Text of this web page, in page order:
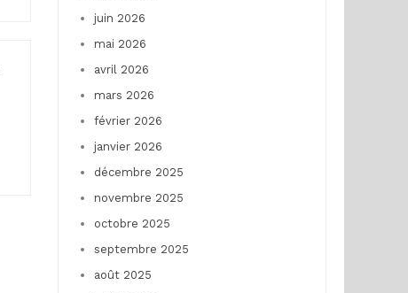
juin 2026
mai 2026
avril 2026
mars 2026
février 2026
janvier 2026
décembre 2025
novembre 2025
octobre 2025
septembre 2025
août 2025